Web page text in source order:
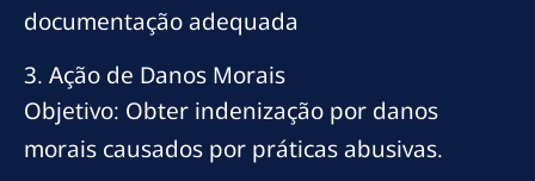
documentação adequada
3. Ação de Danos Morais
Objetivo: Obter indenização por danos
morais causados por práticas abusivas.